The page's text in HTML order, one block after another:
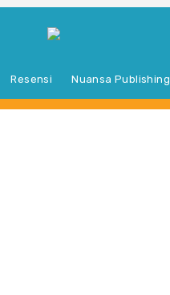
Resensi Nuansa Publishing